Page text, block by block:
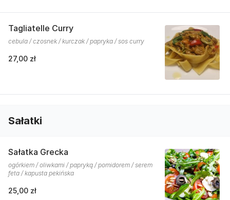
Tagliatelle Curry
cebula / czosnek / kurczak / papryka / sos curry
27,00 zł
Sałatki
Sałatka Grecka
ogórkiem / oliwkami / papryką / pomidorem / serem
feta / kapusta pekińska
25,00 zł